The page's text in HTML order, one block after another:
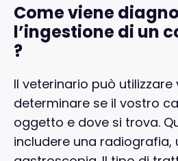
Come viene
l’ingestione di un
?
Il veterinario può
determinare se il vostro
oggetto e dove si trova.
includere una radiografia,